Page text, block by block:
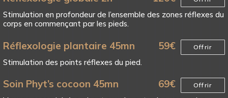
Stimulation en profondeur de l’ensemble des zones réflexes du
corps en commençant par les pieds.
Réflexologie plantaire 45mn 59€ Offrir
Stimulation des points réflexes du pied.
Soin Phyt’s cocoon 45mn 69€ Offrir